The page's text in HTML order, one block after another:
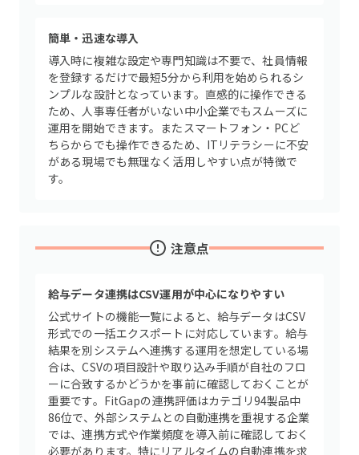
簡単・迅速な導入
導入時に複雑な設定や専門知識は不要で、社員情報
を登録するだけで最短5分から利用を始められるシ
ンプルな設計となっています。直感的に操作できる
ため、人事専任者がいない中小企業でもスムーズに
運用を開始できます。またスマートフォン・PCど
ちらからでも操作できるため、ITリテラシーに不安
がある現場でも無理なく活用しやすい点が特徴で
す。
注意点
給与データ連携はCSV運用が中心になりやすい
公式サイトの機能一覧によると、給与データはCSV
形式での一括エクスポートに対応しています。給与
結果を別システムへ連携する運用を想定している場
合は、CSVの項目設計や取り込み手順が自社のフロ
ーに合致するかどうかを事前に確認しておくことが
重要です。FitGapの連携評価はカテゴリ94製品中
86位で、外部システムとの自動連携を重視する企業
では、連携方式や作業頻度を導入前に確認しておく
必要があります。特にリアルタイムの自動連携を求